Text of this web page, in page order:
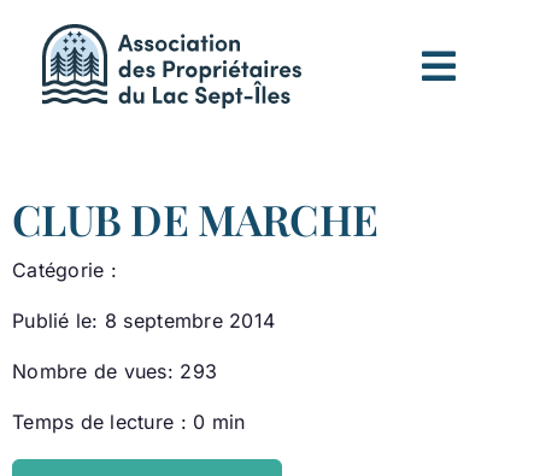
contenu
CLUB DE MARCHE
Catégorie :
Publié le: 8 septembre 2014
Nombre de vues: 293
Temps de lecture : 0 min